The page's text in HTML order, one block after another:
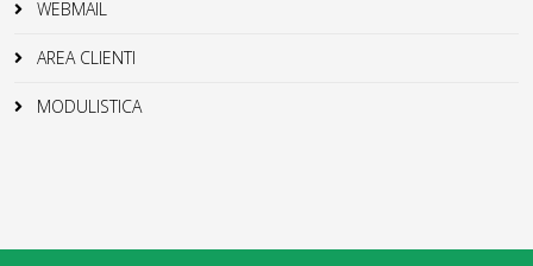
WEBMAIL
AREA CLIENTI
MODULISTICA